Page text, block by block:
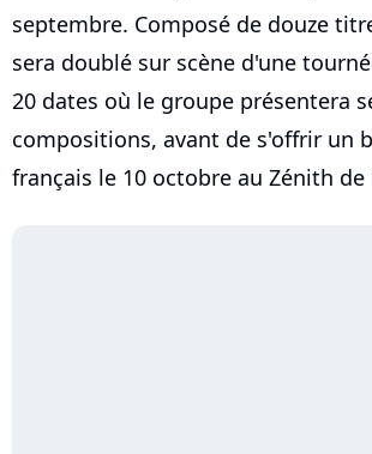
septembre. Composé de douze
sera doublé sur scène d'une
20 dates où le groupe présentera
compositions, avant de s'offrir un
français le 10 octobre au Zénith de